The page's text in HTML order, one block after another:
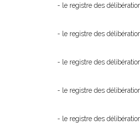
- le registre des
- le registre des
- le registre des
- le registre des
- le registre des